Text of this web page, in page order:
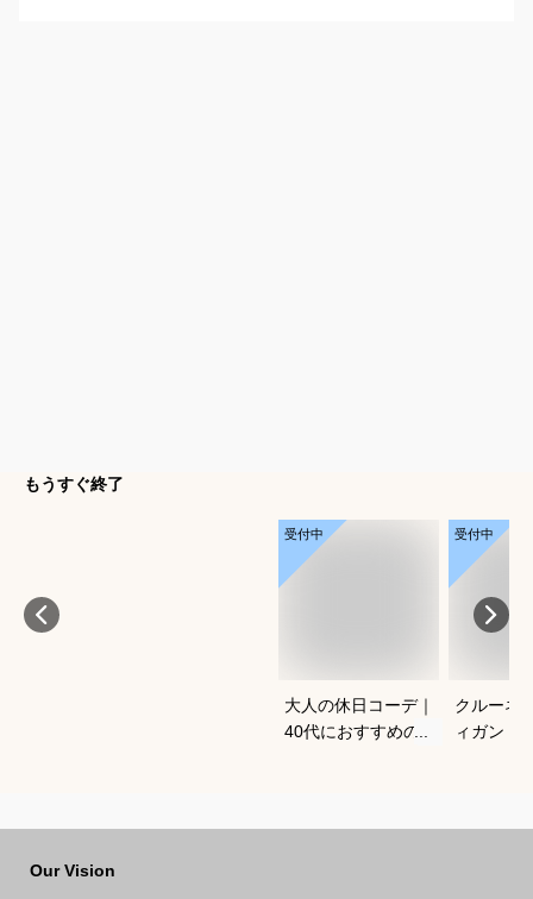
もうすぐ終了
受付中
大人の休日コーデ｜
40代におすすめのお
受付中
クルーネ
ィガン｜
Our Vision